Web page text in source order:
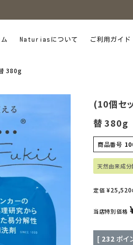
Naturiasについて ご利用ガイド
380g
(10個セ
替 380g
商品番号
天然由来成分
定価 ¥25,520
当店特別価格
[ 232 ポイ